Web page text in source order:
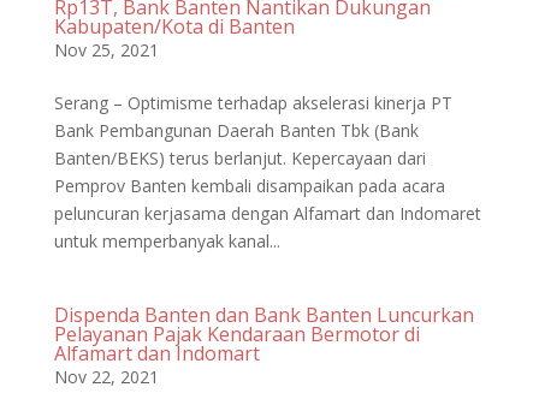
Rp13T, Bank Banten Nantikan Dukungan
Kabupaten/Kota di Banten
Nov 25, 2021
Serang – Optimisme terhadap akselerasi kinerja PT
Bank Pembangunan Daerah Banten Tbk (Bank
Banten/BEKS) terus berlanjut. Kepercayaan dari
Pemprov Banten kembali disampaikan pada acara
peluncuran kerjasama dengan Alfamart dan Indomaret
untuk memperbanyak kanal...
Dispenda Banten dan Bank Banten Luncurkan
Pelayanan Pajak Kendaraan Bermotor di
Alfamart dan Indomart
Nov 22, 2021